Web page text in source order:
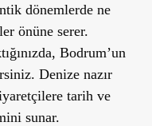
dönemlerde ne
önüne serer.
Bodrum’un
Denize nazır
tarih ve
sunar.